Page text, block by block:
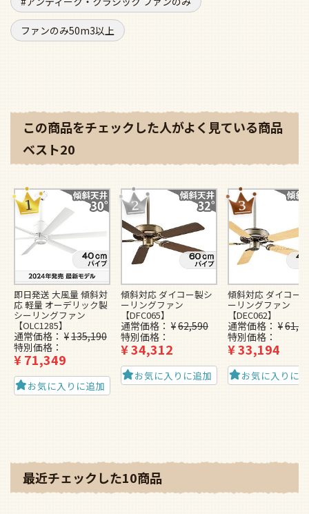
ファンのみ50m3以上
この商品をチェックした人がよく見ている商品
ベスト20
即日発送 大風量 傾斜対
応 軽量 オーデリック製
シーリングファン
【OLC1285】
通常価格 ¥135,190
特別価格
¥71,349
お気に入りに追加
傾斜対応 ダイコー製シ
ーリングファン
【DFC065】
通常価格 ¥62,590
特別価格
¥34,312
お気に入りに追加
傾斜対応 ダイコー
ーリングファン
【DEC062】
通常価格 ¥
特別価格
¥33,194
お気に入りに
最近チェックした10商品